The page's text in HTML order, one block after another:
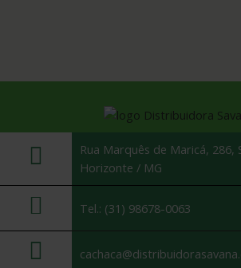
Rua Marquês de Maricá,
Horizonte / MG
Tel.: (31) 98678-0063